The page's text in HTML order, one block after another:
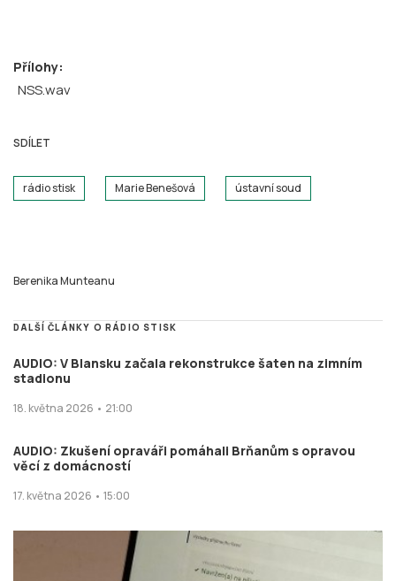
Přílohy:
NSS.wav
SDÍLET
rádio stisk Marie Benešová ústavní soud
Berenika Munteanu
DALŠÍ ČLÁNKY O RÁDIO STISK
AUDIO: V Blansku začala rekonstrukce šaten na zimním
stadionu
18. května 2026 • 21:00
AUDIO: Zkušení opraváři pomáhali Brňanům s opravou
věcí z domácností
17. května 2026 • 15:00